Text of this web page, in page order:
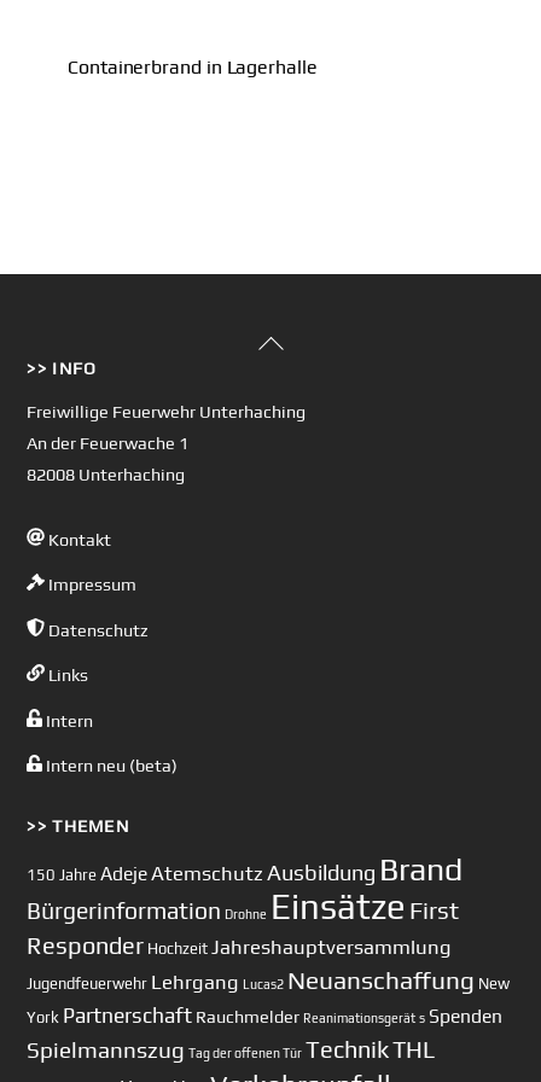
Containerbrand in Lagerhalle
Back
>> INFO
Freiwillige Feuerwehr Unterhaching
An der Feuerwache 1
82008 Unterhaching
Kontakt
Impressum
Datenschutz
Links
Intern
Intern neu (beta)
>> THEMEN
150 Jahre AdejeAtemschutz Ausbildung Brand
Bürgerinformation Drohne Einsätze First
Responder Hochzeit Jahreshauptversammlung
Jugendfeuerwehr Lehrgang Lucas2 Neuanschaffung New
York Partnerschaft Rauchmelder Reanimationsgerät s Spenden
Spielmannszug Tag der offenen Tür TechnikTHL